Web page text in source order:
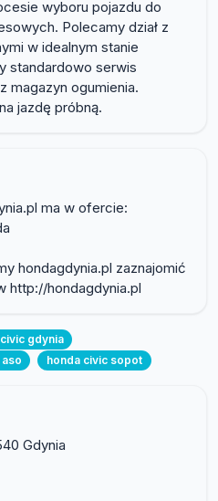
wyboru pojazdu do
Polecamy dział z
w idealnym stanie
standardowo serwis
magazyn ogumienia.
jazdę próbną.
ma w ofercie:
hondagdynia.pl zaznajomić
http://hondagdynia.pl
gdynia
honda civic sopot
Gdynia